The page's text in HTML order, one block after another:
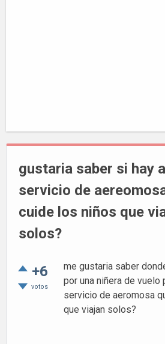
gustaria saber si hay
servicio de
cuide los niños que
solos?
+6
votos
me gustaria saber
por una niñera de vuelo
servicio de aeromosa
que viajan solos?